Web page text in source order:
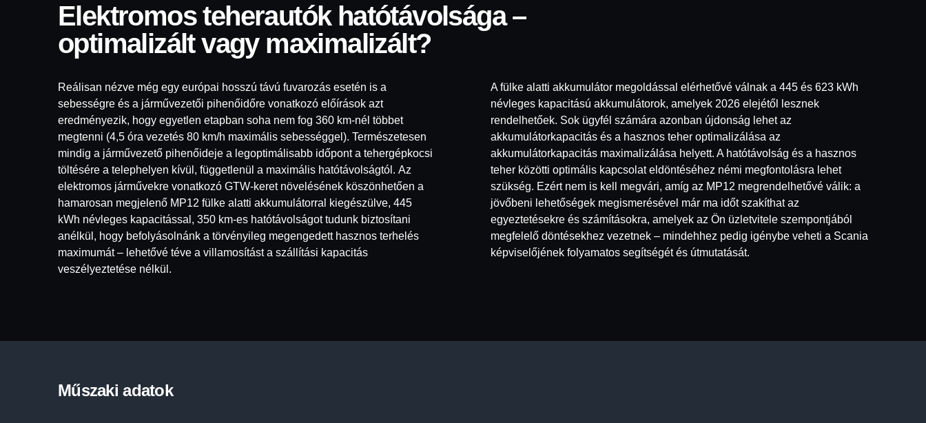
Elektromos teherautók hatótávolsága –
optimalizált vagy maximalizált?
Reálisan nézve még egy európai hosszú távú fuvarozás esetén is a
sebességre és a járművezetői pihenőidőre vonatkozó előírások azt
eredményezik, hogy egyetlen etapban soha nem fog 360 km-nél többet
megtenni (4,5 óra vezetés 80 km/h maximális sebességgel). Természetesen
mindig a járművezető pihenőideje a legoptimálisabb időpont a tehergépkocsi
töltésére a telephelyen kívül, függetlenül a maximális hatótávolságtól. Az
elektromos járművekre vonatkozó GTW-keret növelésének köszönhetően a
hamarosan megjelenő MP12 fülke alatti akkumulátorral kiegészülve, 445
kWh névleges kapacitással, 350 km-es hatótávolságot tudunk biztosítani
anélkül, hogy befolyásolnánk a törvényileg megengedett hasznos terhelés
maximumát – lehetővé téve a villamosítást a szállítási kapacitás
veszélyeztetése nélkül.
A fülke alatti akkumulátor megoldással elérhetővé válnak a 445 és 623 kWh
névleges kapacitású akkumulátorok, amelyek 2026 elejétől lesznek
rendelhetőek. Sok ügyfél számára azonban újdonság lehet az
akkumulátorkapacitás és a hasznos teher optimalizálása az
akkumulátorkapacitás maximalizálása helyett. A hatótávolság és a hasznos
teher közötti optimális kapcsolat eldöntéséhez némi megfontolásra lehet
szükség. Ezért nem is kell megvári, amíg az MP12 megrendelhetővé válik: a
jövőbeni lehetőségek megismerésével már ma időt szakíthat az
egyeztetésekre és számításokra, amelyek az Ön üzletvitele szempontjából
megfelelő döntésekhez vezetnek – mindehhez pedig igénybe veheti a Scania
képviselőjének folyamatos segítségét és útmutatását.
Műszaki adatok